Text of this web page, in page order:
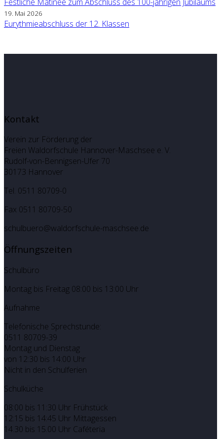
19. Mai 2026
Eurythmieabschluss der 12. Klassen
Kontakt
Verein zur Förderung der
Freien Waldorfschule Hannover-Maschsee e. V.
Rudolf-von-Bennigsen-Ufer 70
30173 Hannover
Tel. 0511 80709-0
Fax 0511 80709-50
schulbuero@waldorfschule-maschsee.de
Öffnungszeiten
Schulbüro
Montag bis Freitag 08:00 bis 13:00 Uhr
Aufnahme
Telefonische Sprechstunde:
0511 80709-39
Montag und Dienstag
von 12:30 bis 14:00 Uhr
Nicht in den Schulferien
Schulküche
08:00 bis 11:30 Uhr Frühstück
12:15 bis 14:45 Uhr Mittagessen
14.30 bis 15.00 Uhr Caféteria